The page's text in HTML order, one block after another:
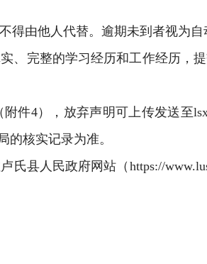
得由他人代替。逾期未到者视为自
、完整的学习经历和工作经历，
附件4）， 放弃声明可上传发送至
的核实记录为准。
氏县人民政府网站（https://